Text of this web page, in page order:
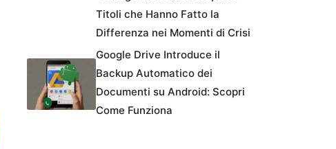
Titoli che Hanno Fatto la
Differenza nei Momenti di Crisi
Google Drive Introduce il
Backup Automatico dei
Documenti su Android: Scopri
Come Funziona